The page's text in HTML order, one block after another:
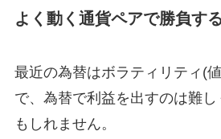
よく動く通貨ペアで勝負する
最近の為替はボラティリティ(
で、為替で利益を出すのは難
もしれません。